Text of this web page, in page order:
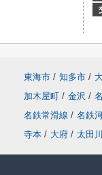
東海市 / 知多市 /
加木屋町 / 金沢 /
名鉄常滑線 / 名鉄
寺本 / 大府 / 太田川